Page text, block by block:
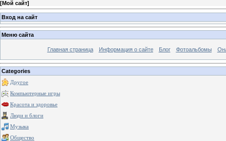
[Мой сайт]
Вход на сайт
Меню сайта
Главная страница Информация о сайте Блог Фотоальбомы
Categories
Другое
Компьютерные игры
Красота и здоровье
Люди и блоги
Музыка
Общество